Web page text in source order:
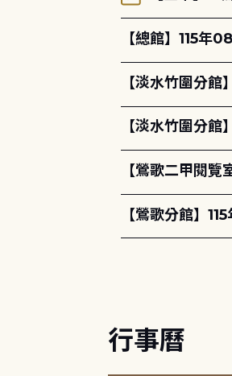
【總館】115年
【淡水竹圍分
【淡水竹圍分
【鶯歌二甲閱
【鶯歌分館】
行事曆